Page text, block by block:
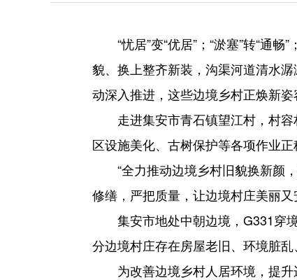
“忧居”变“优居”；“淤塞”转“通
貌、换上整齐新装，沟渠河道清水
动深入推进，这些边境乡村正焕新
走进集安市青石镇望江村，村
区设施美化、古树保护等各项作业正
“全力推动边境乡村旧貌换新颜
修缮，严把质量，让边境村庄美丽
集安市地处中朝边境，G331穿
分边境村庄存在房屋老旧、环境脏
为改善边境乡村人居环境，提